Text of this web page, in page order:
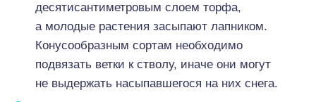
десятисантиметровым слоем торфа,
а молодые растения засыпают лапником.
Конусообразным сортам необходимо
подвязать ветки к стволу, иначе они могут
не выдержать насыпавшегося на них снега.